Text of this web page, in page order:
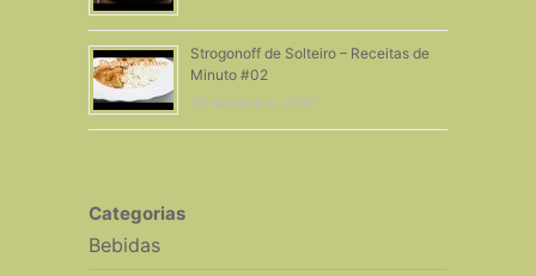
Strogonoff de Solteiro – Receitas de
Minuto #02
29 Novembro, 2010
Categorias
Bebidas